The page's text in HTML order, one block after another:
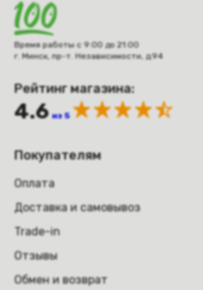
Время работы с 9:00 до 21:00
г. Минск, пр-т. Независимости, д.94
Рейтинг магазина:
4.6 из 5
Покупателям
Оплата
Доставка и самовывоз
Trade-in
Отзывы
Обмен и возврат